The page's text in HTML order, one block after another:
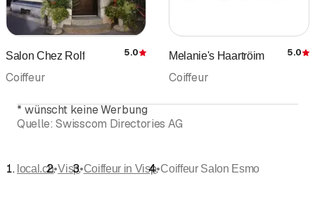
Salon Chez Rolf Bewertung
5.0
Coiffeur
Melanie's Haartröim 5.0
Coiffeur
*wünscht keine Werbung
Quelle: Swisscom Directories AG
local.ch•Visp•Coiffeur in Visp•Coiffeur Salon Esmo